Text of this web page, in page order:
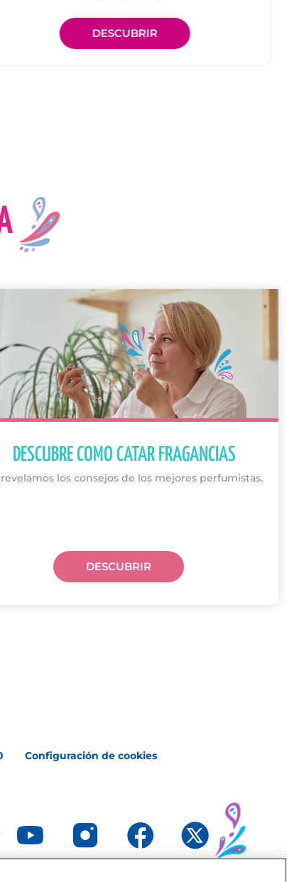
DESCUBRIR
DESCUBRE COMO CATAR FRAGANCIAS
revelamos los consejos de los mejores perfumistas.
DESCUBRIR
Configuración de cookies